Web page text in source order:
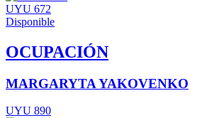
UYU 672
Disponible
OCUPACIÓN
MARGARYTA YAKOVENKO
UYU 890